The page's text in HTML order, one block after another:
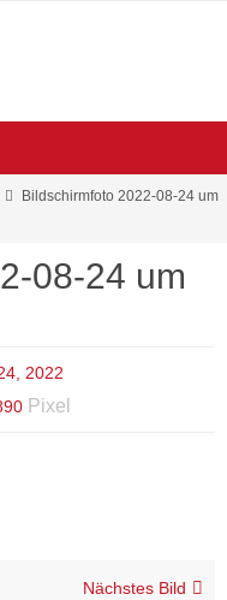
Bildschirmfoto 2022-08-24 um
08-24 um
2022
Pixel
Nächstes Bild